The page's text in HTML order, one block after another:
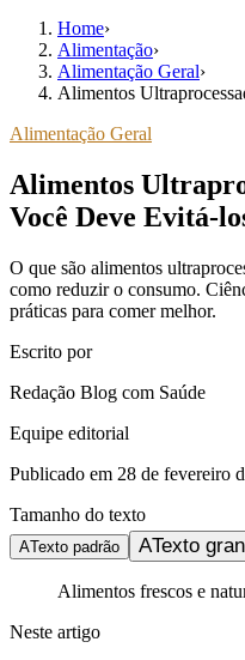
Home›
Alimentação›
Alimentação Geral›
Alimentos
Alimentação Geral
Alimentos
Você Deve Evitá-
O que são alimentos
como reduzir o consumo.
práticas para comer melhor.
Escrito por
Redação Blog com Saúde
Equipe editorial
Publicado em 28 de fevereiro
Tamanho do texto
ATexto padrão ATexto
Alimentos frescos e
Neste artigo